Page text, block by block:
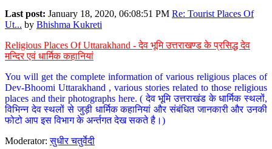
Last post: January 18, 2020, 06:08:51 PM Re: Tourist Places Of
Ut... by Bhishma Kukreti
Religious Places Of Uttarakhand - देव भूमि उत्तराखण्ड के प्रसिद्ध देव
मन्दिर एवं धार्मिक कहानियां
You will get the complete information of various religious places of
Dev-Bhoomi Uttarakhand , various stories related to those religious
places and their photographs here. ( देव भूमि उत्तराखंड के धार्मिक स्थलों,
विभिन्न देव स्थलों से जुड़ी धार्मिक कहानियां और संबंधित जानकारी और उनकी
फोटो आप इस विभाग के अर्न्तगत देख सकते है।)
Moderator:सुधीर चतुर्वेदी